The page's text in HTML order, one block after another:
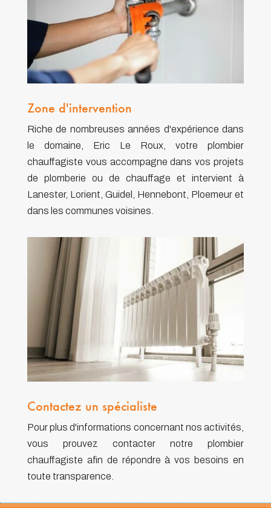
Zone d'intervention
Riche de nombreuses années d'expérience dans
le domaine, Eric Le Roux, votre plombier
chauffagiste vous accompagne dans vos projets
de plomberie ou de chauffage et intervient à
Lanester, Lorient, Guidel, Hennebont, Ploemeur et
dans les communes voisines.
Contactez un spécialiste
Pour plus d'informations concernant nos activités,
vous prouvez contacter notre plombier
chauffagiste afin de répondre à vos besoins en
toute transparence.